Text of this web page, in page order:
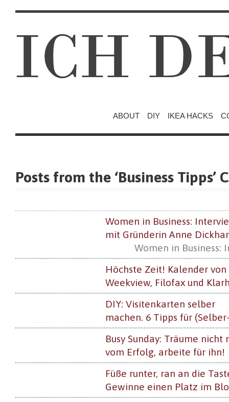
ABOUT DIY IKEA HACKS
Posts from the ‘Business Tipps’
Women in Business:
mit Gründerin Anne
Women in Business:
Höchste Zeit! Kalender von
Weekview, Filofax und
DIY: Visitenkarten selber
machen. 6 Tipps für
Busy Sunday: Träume nicht
vom Erfolg, arbeite für ihn!
Füße runter, ran an die
Gewinne einen Platz im